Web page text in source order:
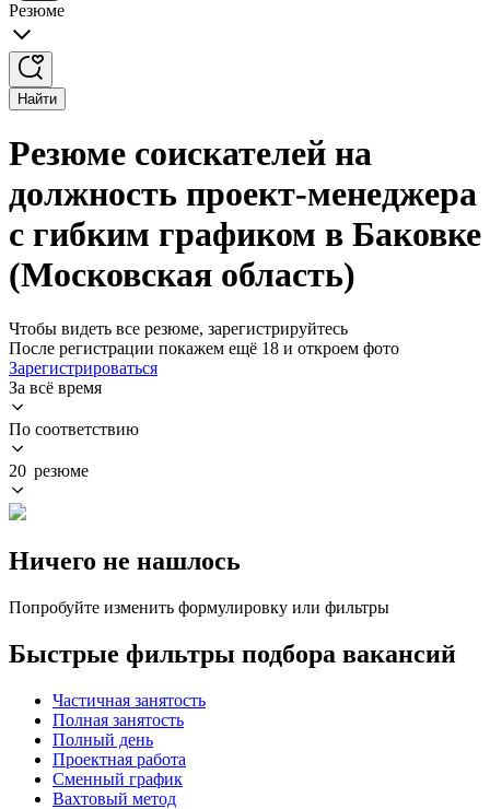
Резюме
Найти
Резюме соискателей на
должность проект-менеджера
с гибким графиком в Баковке
(Московская область)
Чтобы видеть все резюме, зарегистрируйтесь
После регистрации покажем ещё 18 и откроем фото
Зарегистрироваться
За всё время
По соответствию
20 резюме
Ничего не нашлось
Попробуйте изменить формулировку или фильтры
Быстрые фильтры подбора вакансий
Частичная занятость
Полная занятость
Полный день
Проектная работа
Сменный график
Вахтовый метод